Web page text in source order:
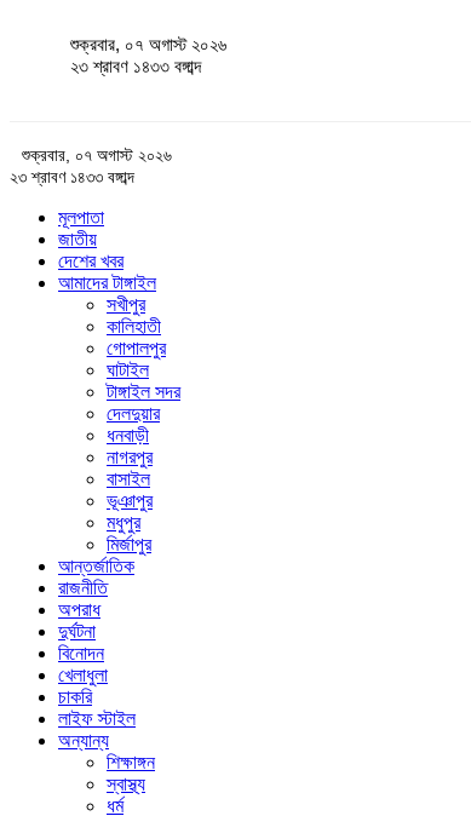
শুক্রবার, ০৭ অগাস্ট ২০২৬
২৩ শ্রাবণ ১৪৩৩ বঙ্গাব্দ
শুক্রবার, ০৭ অগাস্ট ২০২৬
২৩ শ্রাবণ ১৪৩৩ বঙ্গাব্দ
মূলপাতা
জাতীয়
দেশের খবর
আমাদের টাঙ্গাইল
সখীপুর
কালিহাতী
গোপালপুর
ঘাটাইল
টাঙ্গাইল সদর
দেলদুয়ার
ধনবাড়ী
নাগরপুর
বাসাইল
ভূঞাপুর
মধুপুর
মির্জাপুর
আন্তর্জাতিক
রাজনীতি
অপরাধ
দুর্ঘটনা
বিনোদন
খেলাধুলা
চাকরি
লাইফ স্টাইল
অন্যান্য
শিক্ষাঙ্গন
স্বাস্থ্য
ধর্ম